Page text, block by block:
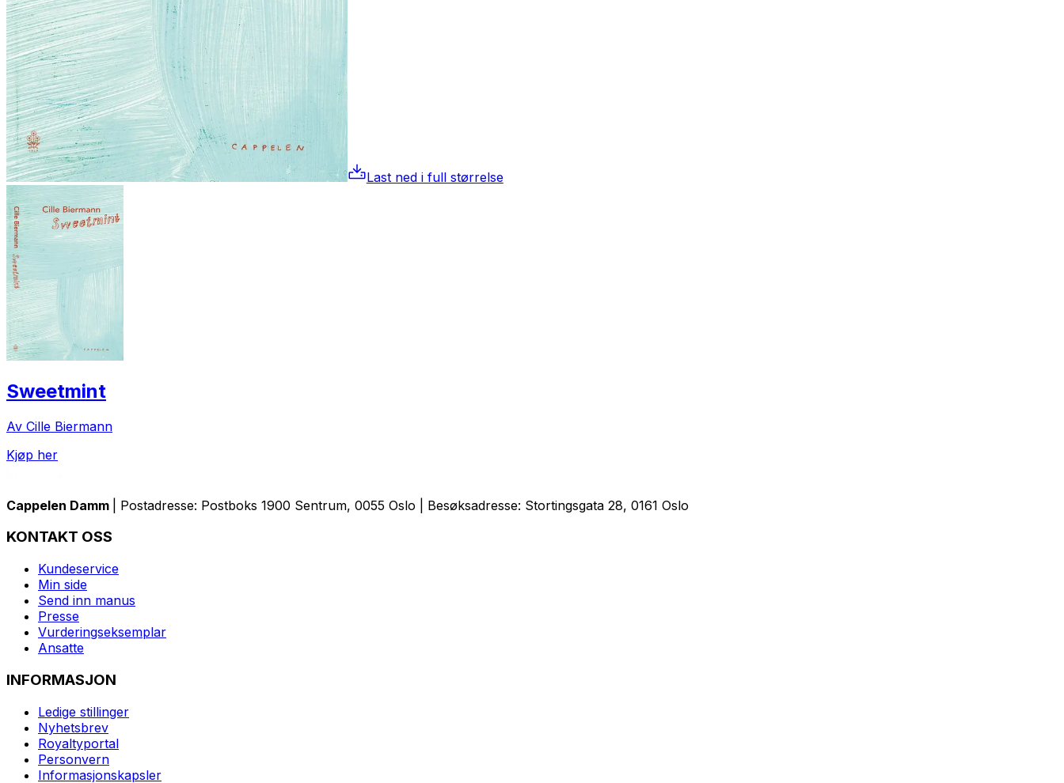
Last ned i full størrelse
Sweetmint
Av Cille Biermann
Kjøp her
Cappelen Damm | Postadresse: Postboks 1900 Sentrum, 0055 Oslo | Besøksadresse: Stortingsgata 28, 0161 Oslo
KONTAKT OSS
Kundeservice
Min side
Send inn manus
Presse
Vurderingseksemplar
Ansatte
INFORMASJON
Ledige stillinger
Nyhetsbrev
Royaltyportal
Personvern
Informasjonskapsler